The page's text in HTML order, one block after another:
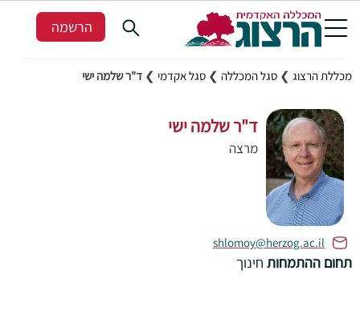
הרשמה
מכללת הרצוג ❯ סגל המכללה ❯ סגל אקדמי ❯ ד"ר שלמה ישי
ד"ר שלמה ישי
מרצה
shlomoy@herzog.ac.il
תחום ההתמחות חינוך